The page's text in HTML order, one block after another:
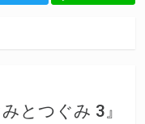
とつぐみ 3』